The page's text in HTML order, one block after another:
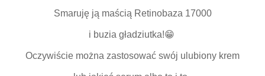
Smaruję ją maścią Retinobaza 17000
i buzia gładziutka!😁
Oczywiście można zastosować swój ulubiony krem